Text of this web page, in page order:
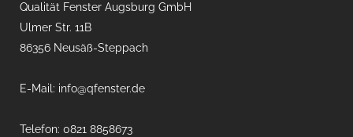
Qualität Fenster Augsburg GmbH
Ulmer Str. 11B
86356 Neusäß-Steppach
E-Mail: info@qfenster.de
Telefon: 0821 8858673